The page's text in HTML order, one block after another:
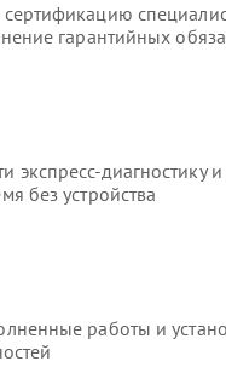
гарантийных
диагностику и
без устройства
работы и